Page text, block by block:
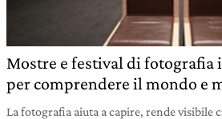
Mostre e festival di fotografia
per comprendere il mondo e
La fotografia aiuta a capire, rende visibile